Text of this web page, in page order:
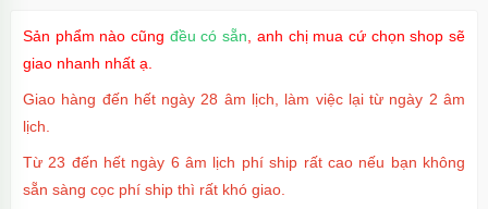
Sản phẩm nào cũng đều có sẵn , anh chị mua cứ chọn shop sẽ
giao nhanh nhất ạ.
Giao hàng đến hết ngày 28 âm lịch, làm việc lại từ ngày 2 âm
lịch.
Từ 23 đến hết ngày 6 âm lịch phí ship rất cao nếu bạn không
sẵn sàng cọc phí ship thì rất khó giao.